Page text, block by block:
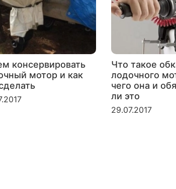
консервировать
мотор и как
Что такое
лодочного
чего она и
ли это
29.07.2017